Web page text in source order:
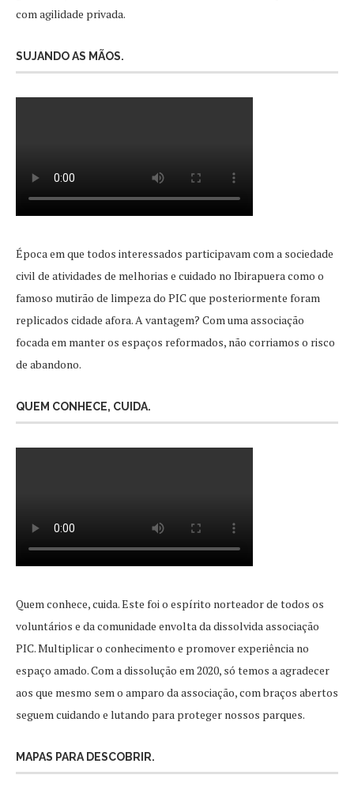
com agilidade privada.
SUJANDO AS MÃOS.
Época em que todos interessados participavam com a sociedade
civil de atividades de melhorias e cuidado no Ibirapuera como o
famoso mutirão de limpeza do PIC que posteriormente foram
replicados cidade afora. A vantagem? Com uma associação
focada em manter os espaços reformados, não corriamos o risco
de abandono.
QUEM CONHECE, CUIDA.
Quem conhece, cuida. Este foi o espírito norteador de todos os
voluntários e da comunidade envolta da dissolvida associação
PIC. Multiplicar o conhecimento e promover experiência no
espaço amado. Com a dissolução em 2020, só temos a agradecer
aos que mesmo sem o amparo da associação, com braços abertos
seguem cuidando e lutando para proteger nossos parques.
MAPAS PARA DESCOBRIR.